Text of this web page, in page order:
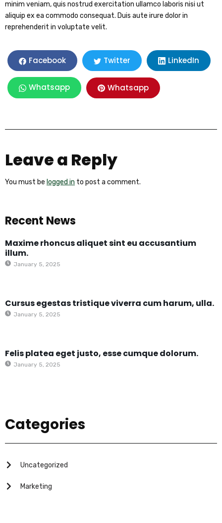
minim veniam, quis nostrud exercitation ullamco laboris nisi ut
aliquip ex ea commodo consequat. Duis aute irure dolor in
reprehenderit in voluptate velit.
Facebook Twitter LinkedIn
Whatsapp Whatsapp
Leave a Reply
You must be logged in to post a comment.
Recent News
Maxime rhoncus aliquet sint eu accusantium
illum.
January 5, 2025
Cursus egestas tristique viverra cum harum, ulla.
January 5, 2025
Felis platea eget justo, esse cumque dolorum.
January 5, 2025
Categories
Uncategorized
Marketing